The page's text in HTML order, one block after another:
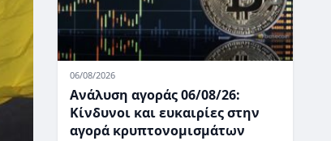
06/08/2026
Ανάλυση αγοράς 06/08/26:
Κίνδυνοι και ευκαιρίες στην
αγορά κρυπτονομισμάτων